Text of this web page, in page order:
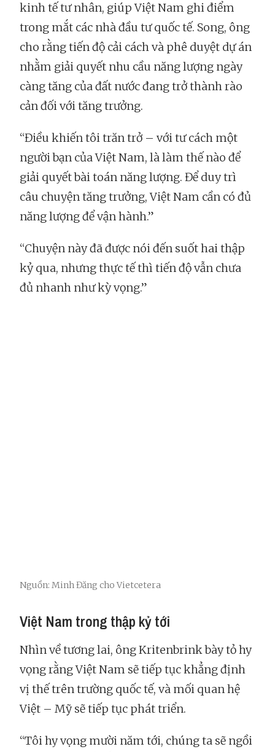
kinh tế tư nhân, giúp Việt Nam ghi điểm
trong mắt các nhà đầu tư quốc tế. Song, ông
cho rằng tiến độ cải cách và phê duyệt dự án
nhằm giải quyết nhu cầu năng lượng ngày
càng tăng của đất nước đang trở thành rào
cản đối với tăng trưởng.
“Điều khiến tôi trăn trở – với tư cách một
người bạn của Việt Nam, là làm thế nào để
giải quyết bài toán năng lượng. Để duy trì
câu chuyện tăng trưởng, Việt Nam cần có đủ
năng lượng để vận hành.”
“Chuyện này đã được nói đến suốt hai thập
kỷ qua, nhưng thực tế thì tiến độ vẫn chưa
đủ nhanh như kỳ vọng.”
Nguồn: Minh Đăng cho Vietcetera
Việt Nam trong thập kỷ tới
Nhìn về tương lai, ông Kritenbrink bày tỏ hy
vọng rằng Việt Nam sẽ tiếp tục khẳng định
vị thế trên trường quốc tế, và mối quan hệ
Việt – Mỹ sẽ tiếp tục phát triển.
“Tôi hy vọng mười năm tới, chúng ta sẽ ngồi